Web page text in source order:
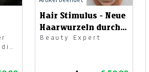
Hair Stimulus - Neue
Haarwurzeln durch
Micro Needling
Beauty Expert